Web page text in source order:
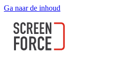
Ga naar de inhoud